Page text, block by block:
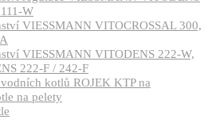
W
VIESSMANN VITOCROSSAL 300,
VIESSMANN VITODENS 222-W,
222-F / 242-F
kotlů ROJEK KTP na
na pelety